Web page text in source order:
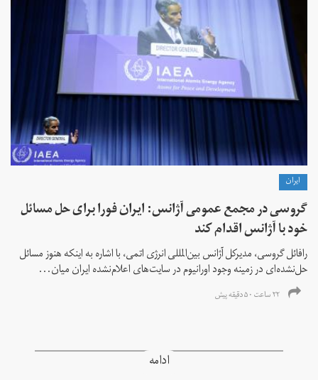
ايران
گروسی در مجمع عمومی آژانس: ایران فورا برای حل مسائل
خود با آژانس اقدام کند
رافائل گروسی، مدیرکل آژانس بین‌المللی انرژی اتمی، با اشاره به اینکه هنوز مسائل
حل‌نشده‌ای در زمینه وجود اورانیوم در سایت‌های اعلام‌نشده ایران میان...
۲۲ ساعت ۵۰ دقیقه پیش
ادامه